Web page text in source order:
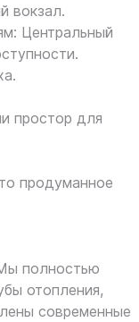
вокзал.
Центральный
простор для
продуманное
полностью
отопления,
современные